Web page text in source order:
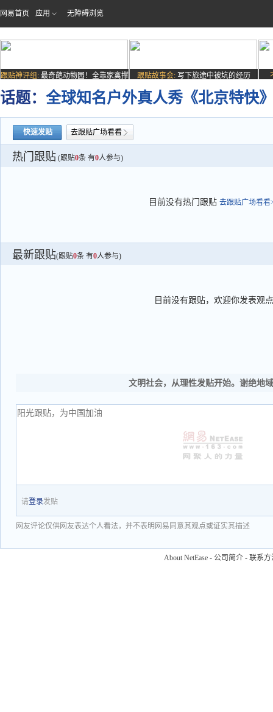
网易首页 应用 无障碍浏览
跟贴神评组: 最奇葩动物园！全靠家禽撑
场子
跟贴故事会: 写下旅途中被坑的经历
话题： 全球知名户外真人秀《北京特快
快速发贴 去跟贴广场看看
热门跟贴 (跟贴0条 有0人参与)
目前没有热门跟贴 去跟贴广场看看
最新跟贴(跟贴0条 有0人参与)
目前没有跟贴，欢迎你发表观点
文明社会，从理性发贴开始。谢绝地
请登录发贴
网友评论仅供网友表达个人看法，并不表明网易同意其观点或证实其描述
About NetEase - 公司简介 - 联系方